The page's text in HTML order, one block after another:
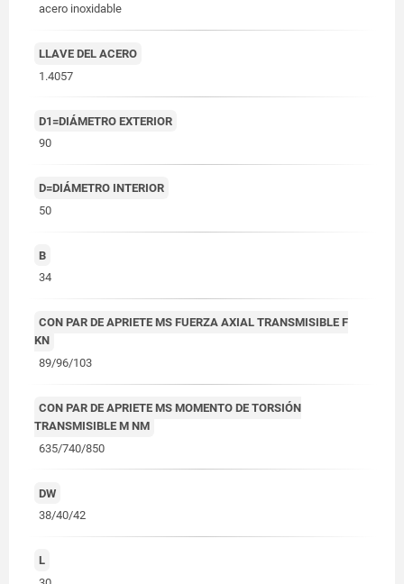
acero inoxidable
LLAVE DEL ACERO
1.4057
D1=DIÁMETRO EXTERIOR
90
D=DIÁMETRO INTERIOR
50
B
34
CON PAR DE APRIETE MS FUERZA AXIAL TRANSMISIBLE F
KN
89/96/103
CON PAR DE APRIETE MS MOMENTO DE TORSIÓN
TRANSMISIBLE M NM
635/740/850
DW
38/40/42
L